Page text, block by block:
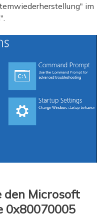
im
den Microsoft
0x80070005